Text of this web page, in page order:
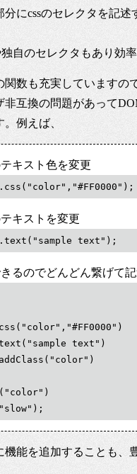
分にcssのセレクタを記
自のセレクタもあり効
数も充実していますの
非互換の問題があって
例えば、
キスト色を変更
キストを変更
text");
るのでどんどん繋げて記
機能を追加することも、